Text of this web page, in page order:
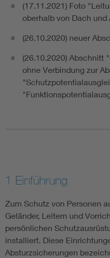
(17.11.2021) Foto
oberhalb von Dach
(26.10.2020) neuer
(26.10.2020) Abschnitt
ohne Verbindung zur
1 Einführung
Zum Schutz von Personen
Geländer, Leitern und
persönlichen
installiert. Diese
Absturzsicherungen